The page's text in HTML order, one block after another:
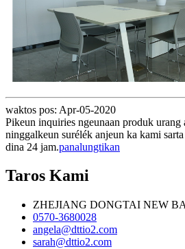
waktos pos: Apr-05-2020
Pikeun inquiries ngeunaan produk urang
ninggalkeun surélék anjeun ka kami
dina 24 jam.panalungtikan
Taros Kami
ZHEJIANG DONGTAI NEW
0570-3680028
angela@dttio2.com
sarah@dttio2.com